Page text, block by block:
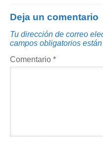
Deja un comentario
Tu dirección de correo
campos obligatorios
Comentario *